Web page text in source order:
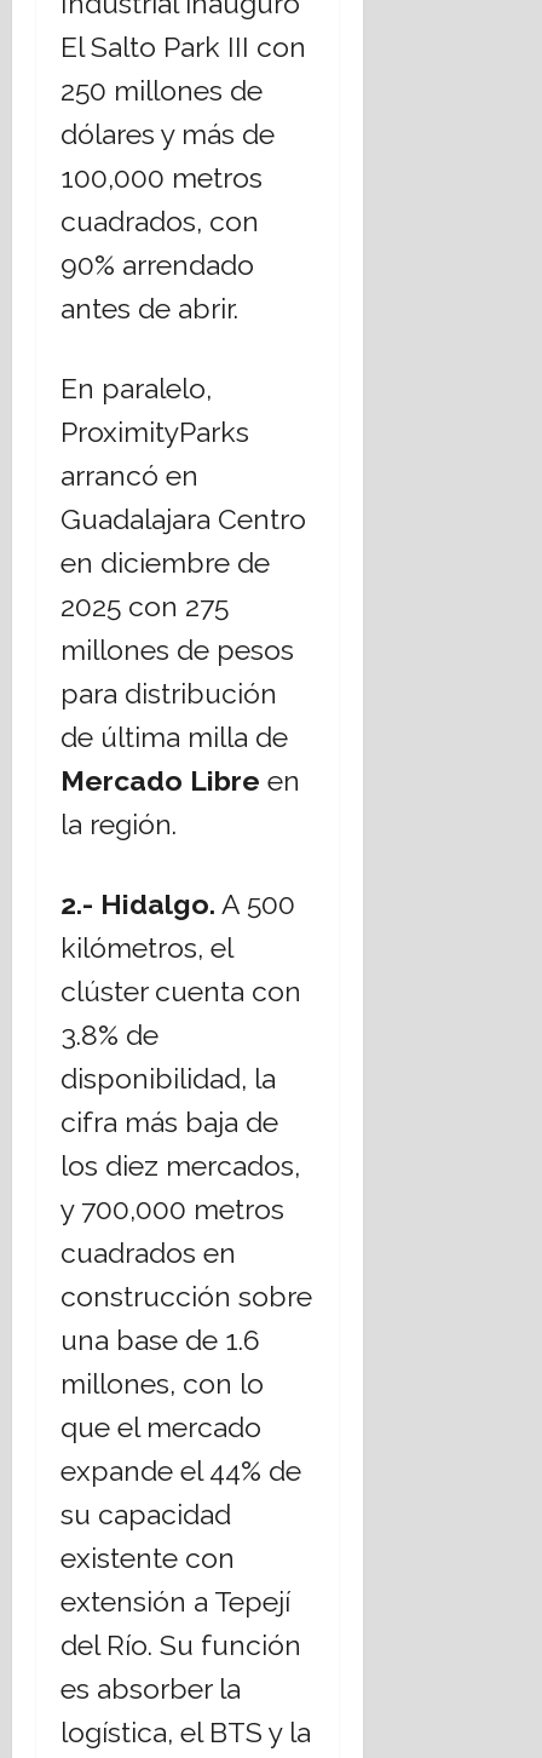
El Salto Park III con
250 millones de
dólares y más de
100,000 metros
cuadrados, con
90% arrendado
antes de abrir.
En paralelo,
ProximityParks
arrancó en
Guadalajara Centro
en diciembre de
2025 con 275
millones de pesos
para distribución
de última milla de
Mercado Libre en
la región.
2.- Hidalgo. A 500
kilómetros, el
clúster cuenta con
3.8% de
disponibilidad, la
cifra más baja de
los diez mercados,
y 700,000 metros
cuadrados en
construcción sobre
una base de 1.6
millones, con lo
que el mercado
expande el 44% de
su capacidad
existente con
extensión a Tepejí
del Río. Su función
es absorber la
logística, el BTS y la